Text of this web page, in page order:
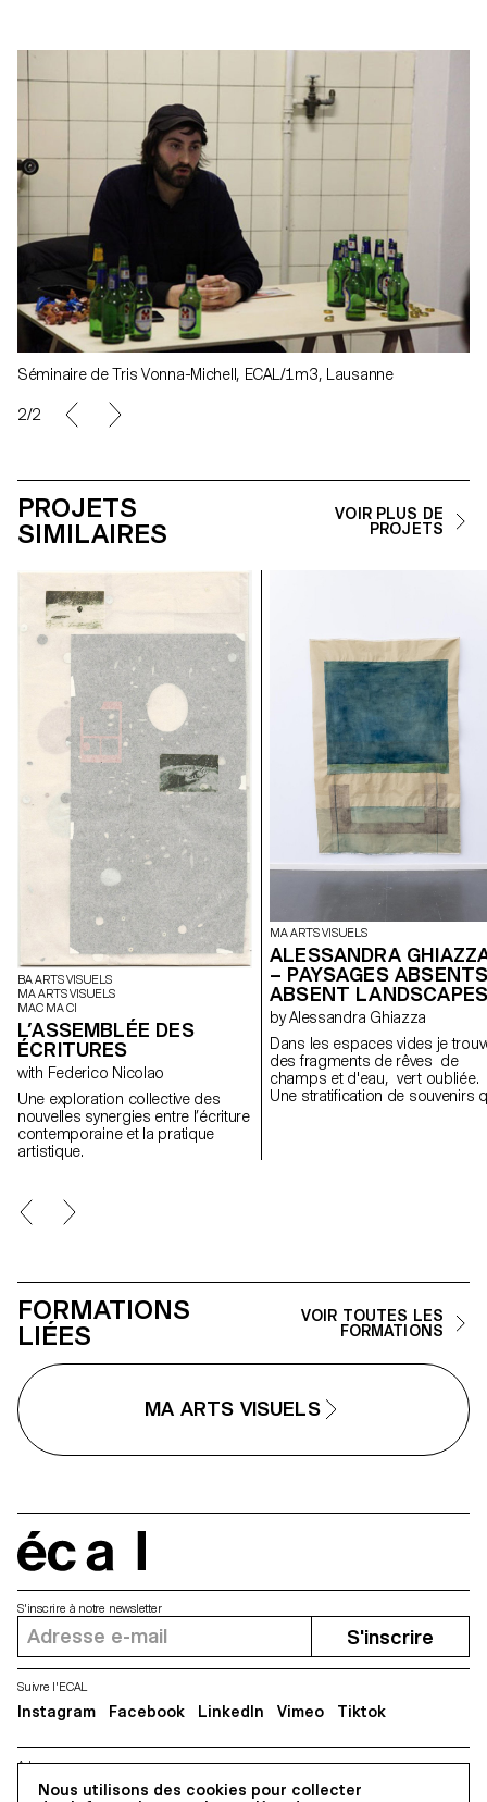
Séminaire de Tris Vonna-Michell, ECAL/1m3, Lausanne
2/2
PROJETS
SIMILAIRES
VOIR PLUS DE
PROJETS
BA ARTS VISUELS
MA ARTS VISUELS
MAC MA CI
L’ASSEMBLÉE DES
ÉCRITURES
with Federico Nicolao
Une exploration collective des
nouvelles synergies entre l’écriture
contemporaine et la pratique
artistique.
MA ARTS VISUELS
ALESSANDRA
– PAYSAGES
ABSENT
by Alessandra Ghiazza
Dans les espaces vides je
des fragments de rêves de
champs et d'eau, vert oubliée.
Une stratification de souvenirs
FORMATIONS
LIÉES
VOIR TOUTES LES
FORMATIONS
MA ARTS VISUELS
Nous utilisons des cookies pour collecter
Adresse
5, avenue du Temple, CH-1020 Renens
S'inscrire à notre newsletter
S'inscrire
Suivre l'ECAL
Instagram Facebook LinkedIn Vimeo Tiktok